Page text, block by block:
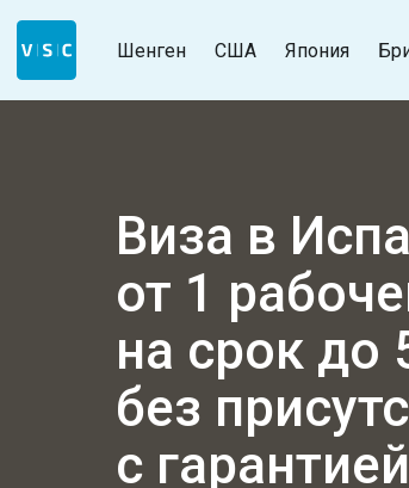
Шенген США Япония
Виза в
от 1
на срок до
без
с гарантией